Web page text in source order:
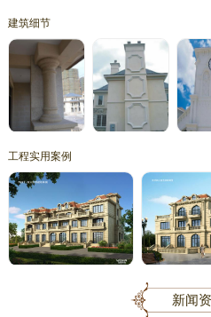
建筑细节
工程实用案例
新闻